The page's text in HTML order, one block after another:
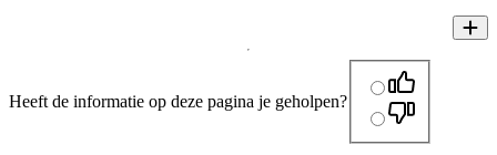
Heeft de informatie op deze pagina je geholpen?